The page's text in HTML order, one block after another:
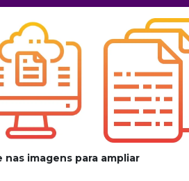
nas imagens para ampliar